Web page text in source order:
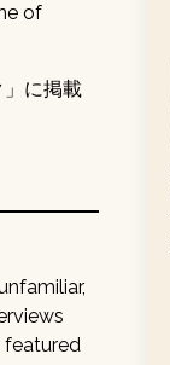
of
に掲載
featured